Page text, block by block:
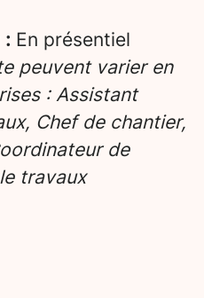
: En présentiel
peuvent varier en
: Assistant
Chef de chantier,
de
travaux